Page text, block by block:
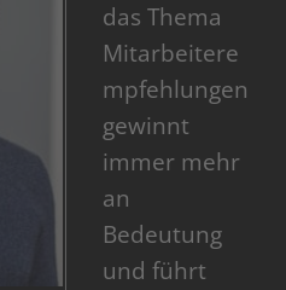
das Thema
Mitarbeitere
mpfehlungen
gewinnt
immer mehr
an
Bedeutung
und führt